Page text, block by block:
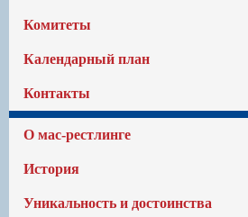
Комитеты
Календарный план
Контакты
О мас-рестлинге
История
Уникальность и достоинства